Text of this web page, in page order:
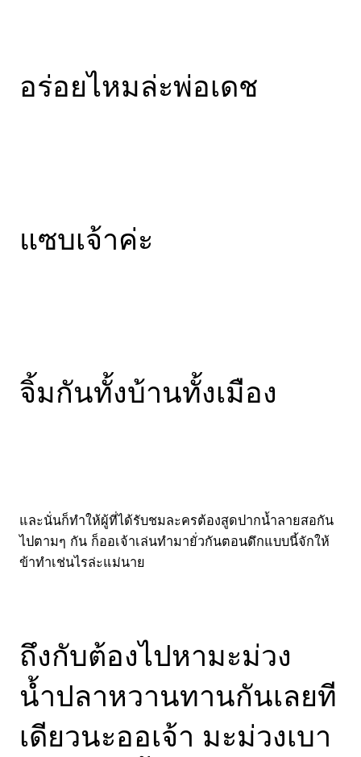
อร่อยไหมล่ะพ่อเดช
แซบเจ้าค่ะ
จิ้มกันทั้งบ้านทั้งเมือง
และนั่นก็ทำให้ผู้ที่ได้รับชมละครต้องสูดปากน้ำลายสอกัน
ไปตามๆ กัน ก็ออเจ้าเล่นทำมายั่วกันตอนดึกแบบนี้จักให้
ข้าทำเช่นไรล่ะแม่นาย
ถึงกับต้องไปหามะม่วง
น้ำปลาหวานทานกันเลยที
เดียวนะออเจ้า มะม่วงเบา